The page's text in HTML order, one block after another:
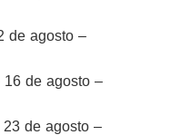
de agosto –
16 de agosto –
23 de agosto –